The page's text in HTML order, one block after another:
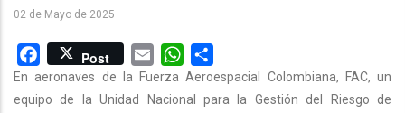
02 de Mayo de 2025
Facebook
Post Email WhatsApp
En aeronaves de la Fuerza Aeroespacial Colombiana, FAC, un
equipo de la Unidad Nacional para la Gestión del Riesgo de